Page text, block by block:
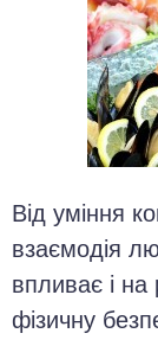
Від уміння
взаємодія
впливає і на
фізичну